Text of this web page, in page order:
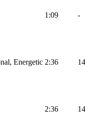
1:09 -
Energetic 2:36
2:36